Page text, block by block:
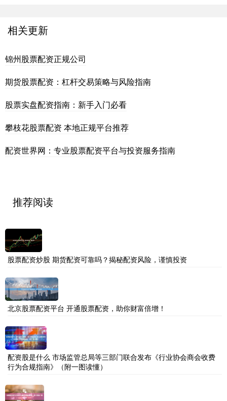
相关更新
锦州股票配资正规公司
期货股票配资：杠杆交易策略与风险指南
股票实盘配资指南：新手入门必看
攀枝花股票配资 本地正规平台推荐
配资世界网：专业股票配资平台与投资服务指南
推荐阅读
股票配资炒股 期货配资可靠吗？揭秘配资风险，谨慎投资
北京股票配资平台 开通股票配资，助你财富倍增！
配资股是什么 市场监管总局等三部门联合发布《行业协会商会收费
行为合规指南》（附一图读懂）